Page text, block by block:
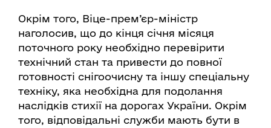
Окрім того, Віце-прем’єр-міністр
наголосив, що до кінця січня місяця
поточного року необхідно перевірити
технічний стан та привести до повної
готовності снігоочисну та іншу спеціальну
техніку, яка необхідна для подолання
наслідків стихії на дорогах України. Окрім
того, відповідальні служби мають бути в